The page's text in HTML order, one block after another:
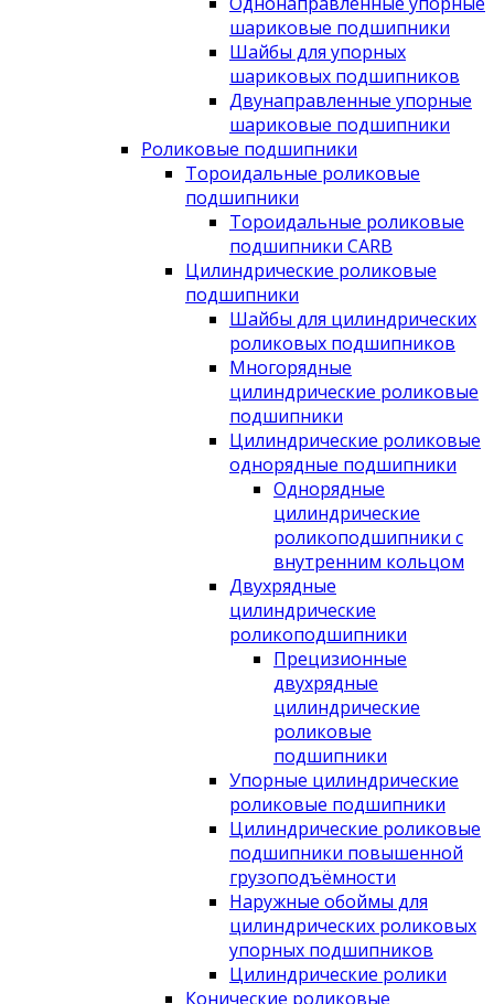
шариковые подшипники
Шайбы для упорных
шариковых подшипников
Двунаправленные упорные
шариковые подшипники
Роликовые подшипники
Тороидальные роликовые
подшипники
Тороидальные роликовые
подшипники CARB
Цилиндрические роликовые
подшипники
Шайбы для цилиндрических
роликовых подшипников
Многорядные
цилиндрические роликовые
подшипники
Цилиндрические роликовые
однорядные подшипники
Однорядные
цилиндрические
роликоподшипники с
внутренним кольцом
Двухрядные
цилиндрические
роликоподшипники
Прецизионные
двухрядные
цилиндрические
роликовые
подшипники
Упорные цилиндрические
роликовые подшипники
Цилиндрические роликовые
подшипники повышенной
грузоподъёмности
Наружные обоймы для
цилиндрических роликовых
упорных подшипников
Цилиндрические ролики
Конические роликовые